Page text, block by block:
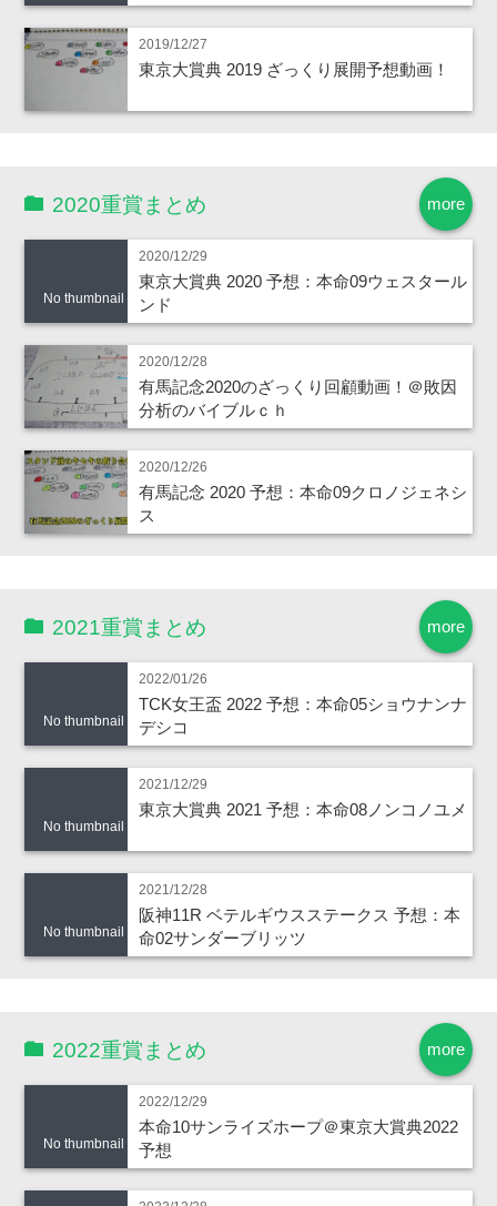
2019/12/27
東京大賞典 2019 ざっくり展開予想動画！
more
2020重賞まとめ
No thumbnail
2020/12/29
東京大賞典 2020 予想：本命09ウェスタール
ンド
2020/12/28
有馬記念2020のざっくり回顧動画！＠敗因
分析のバイブルｃｈ
2020/12/26
有馬記念 2020 予想：本命09クロノジェネシ
ス
more
2021重賞まとめ
No thumbnail
2022/01/26
TCK女王盃 2022 予想：本命05ショウナンナ
デシコ
No thumbnail
2021/12/29
東京大賞典 2021 予想：本命08ノンコノユメ
No thumbnail
2021/12/28
阪神11R ベテルギウスステークス 予想：本
命02サンダーブリッツ
more
2022重賞まとめ
No thumbnail
2022/12/29
本命10サンライズホープ＠東京大賞典2022
予想